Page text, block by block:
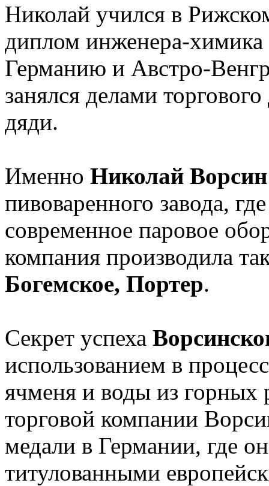
Николай учился в
диплом инженера-химика
Германию и Австро-
занялся делами
дяди.
Именно Николай
пивоваренного завода,
современное паровое
компания производила
Богемское, Портер.
Секрет успеха
использованием в
ячменя и воды из
торговой компании
медали в Германии, где
титулованными